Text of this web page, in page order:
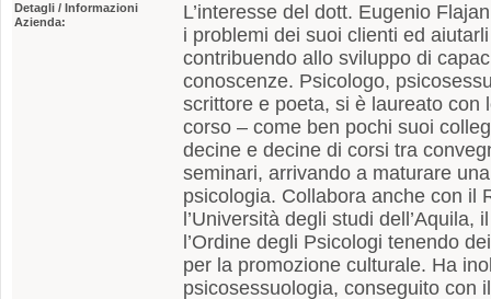
Detagli / Informazioni
Azienda:
L’interesse del dott. Eugenio
i problemi dei suoi clienti ed
contribuendo allo sviluppo di
conoscenze. Psicologo,
scrittore e poeta, si è laureato con
corso – come ben pochi suoi
decine e decine di corsi tra
seminari, arrivando a maturare
psicologia. Collabora anche con il
l’Università degli studi
l’Ordine degli Psicologi tenendo
per la promozione culturale. Ha
psicosessuologia, conseguito con